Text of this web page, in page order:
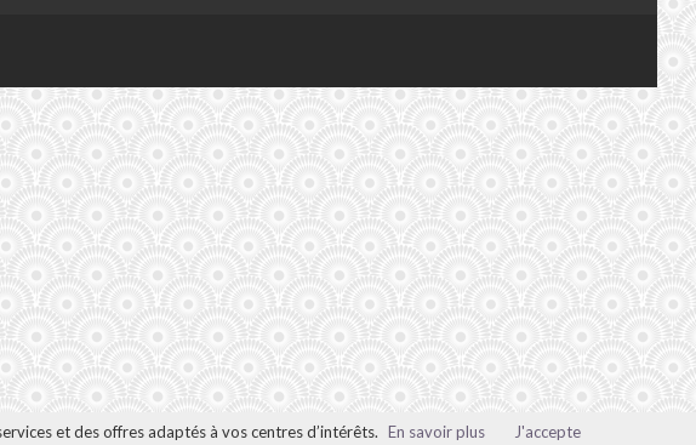
et des offres adaptés à vos centres d’intérêts. En savoir plus J'accepte